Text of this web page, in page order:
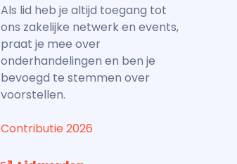
Als lid heb je altijd toegang tot
ons zakelijke netwerk en events,
praat je mee over
onderhandelingen en ben je
bevoegd te stemmen over
voorstellen.
Contributie 2026